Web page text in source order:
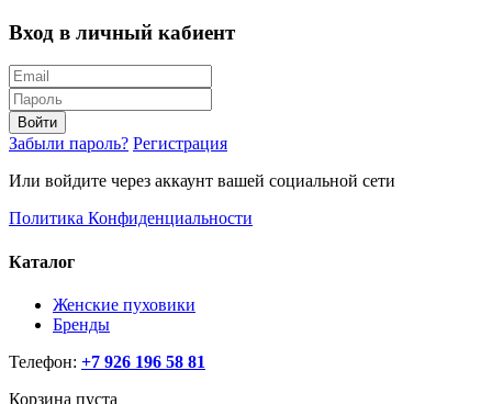
Вход в личный кабиент
Войти
Забыли пароль? Регистрация
Или войдите через аккаунт вашей социальной сети
Политика Конфиденциальности
Каталог
Женские пуховики
Бренды
Телефон: +7 926 196 58 81
Корзина пуста